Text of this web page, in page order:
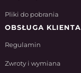
Pliki do pobrania
OBSŁUGA KLIENTA
Regulamin
Zwroty i wymiana